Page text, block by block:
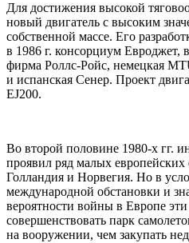
Для достижения высокой
новый двигатель с высоким
собственной массе. Его
в 1986 г. консорциум Евроджет,
фирма Роллс-Ройс, немецкая
и испанская Сенер. Проект
EJ200.
Во второй половине 1980-х гг.
проявил ряд малых европейских
Голландия и Норвегия. Но в
международной обстановки и
вероятности войны в Европе
совершенствовать парк
на вооружении, чем закупать